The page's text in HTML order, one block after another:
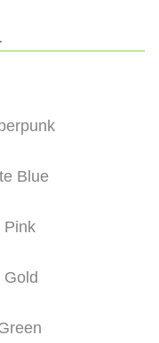
Blue
Pink
Gold